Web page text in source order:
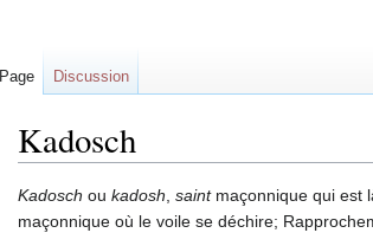
Kadosch
Aller
à
Aller
à
Kadosch ou kadosh, saintmaçonnique qui est
maçonnique où le voile se déchire;
Page Discussion